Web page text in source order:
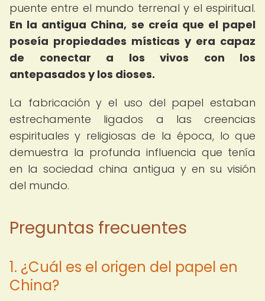
puente entre el mundo terrenal y el espiritual.
En la antigua China, se creía que el papel
poseía propiedades místicas y era capaz
de conectar a los vivos con los
antepasados y los dioses.
La fabricación y el uso del papel estaban
estrechamente ligados a las creencias
espirituales y religiosas de la época, lo que
demuestra la profunda influencia que tenía
en la sociedad china antigua y en su visión
del mundo.
Preguntas frecuentes
1. ¿Cuál es el origen del papel en
China?